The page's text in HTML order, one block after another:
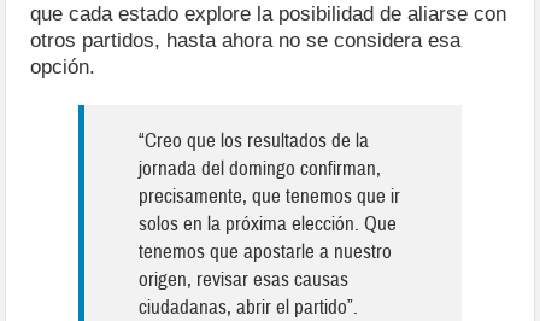
que cada estado explore la posibilidad de aliarse con
otros partidos, hasta ahora no se considera esa
opción.
“Creo que los resultados de la
jornada del domingo confirman,
precisamente, que tenemos que ir
solos en la próxima elección. Que
tenemos que apostarle a nuestro
origen, revisar esas causas
ciudadanas, abrir el partido”.